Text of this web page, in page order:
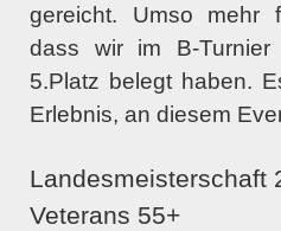
gereicht. Umso mehr
dass wir im B-
5.Platz belegt haben.
Erlebnis, an diesem
Landesmeisterschaft
Veterans 55+